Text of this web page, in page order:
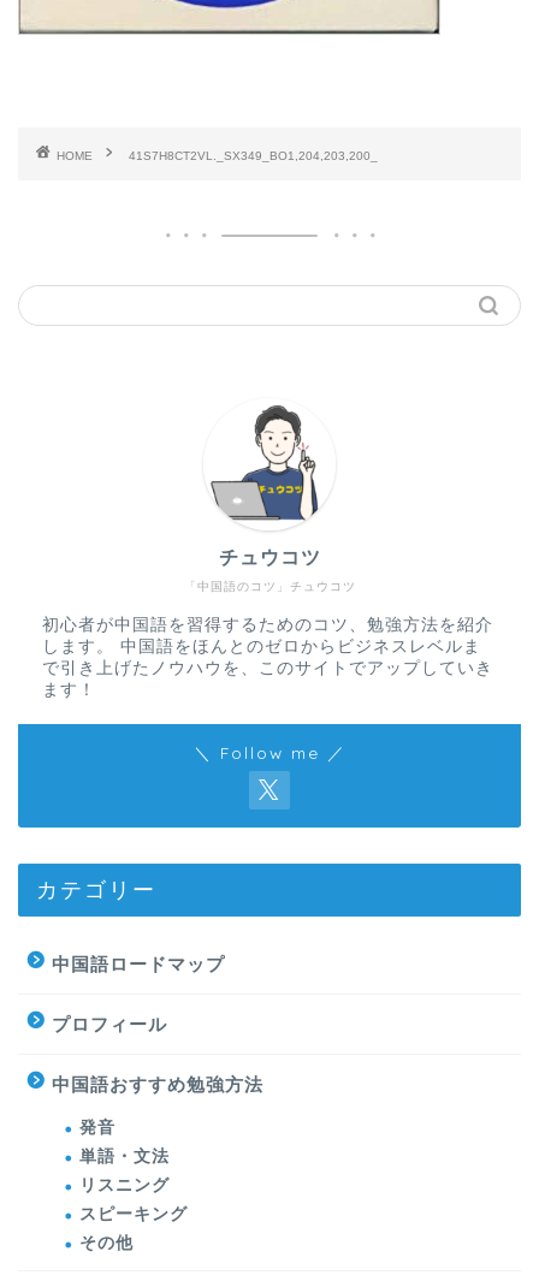
HOME 41S7H8CT2VL._SX349_BO1,204,203,200_
「中国語のコツ」チュウコツ
チュウコツ
初心者が中国語を習得するためのコツ、勉強方法を紹介
します。 中国語をほんとのゼロからビジネスレベルま
で引き上げたノウハウを、このサイトでアップしていき
ます！
＼ Follow me ／
カテゴリー
中国語ロードマップ
プロフィール
中国語おすすめ勉強方法
発音
単語・文法
リスニング
スピーキング
その他